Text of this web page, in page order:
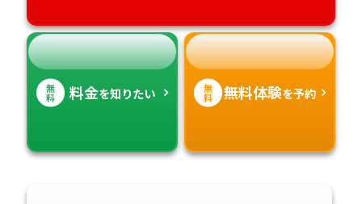
無
料 料金を知りたい 無
料 無料体験を予約